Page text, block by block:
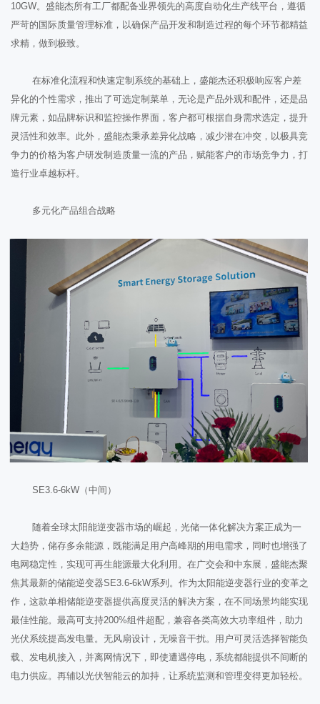
10GW。盛能杰所有工厂都配备业界领先的高度自动化生产线平台，遵循
严苛的国际质量管理标准，以确保产品开发和制造过程的每个环节都精益
求精，做到极致。
在标准化流程和快速定制系统的基础上，盛能杰还积极响应客户差
异化的个性需求，推出了可选定制菜单，无论是产品外观和配件，还是品
牌元素，如品牌标识和监控操作界面，客户都可根据自身需求选定，提升
灵活性和效率。此外，盛能杰秉承差异化战略，减少潜在冲突，以极具竞
争力的价格为客户研发制造质量一流的产品，赋能客户的市场竞争力，打
造行业卓越标杆。
多元化产品组合战略
SE3.6-6kW（中间）
随着全球太阳能逆变器市场的崛起，光储一体化解决方案正成为一
大趋势，储存多余能源，既能满足用户高峰期的用电需求，同时也增强了
电网稳定性，实现可再生能源最大化利用。在广交会和中东展，盛能杰聚
焦其最新的储能逆变器SE3.6-6kW系列。作为太阳能逆变器行业的变革之
作，这款单相储能逆变器提供高度灵活的解决方案，在不同场景均能实现
最佳性能。最高可支持200%组件超配，兼容各类高效大功率组件，助力
光伏系统提高发电量。无风扇设计，无噪音干扰。用户可灵活选择智能负
载、发电机接入，并离网情况下，即使遭遇停电，系统都能提供不间断的
电力供应。再辅以光伏智能云的加持，让系统监测和管理变得更加轻松。